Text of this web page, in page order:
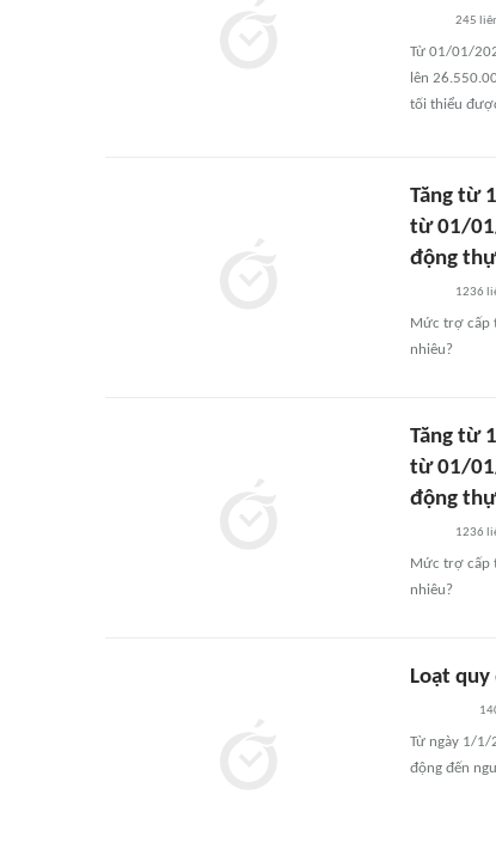
245
Từ 01/01/
lên
tối thiểu
Tăng từ
từ 01/
động
1236
Mức trợ cấp
nhiêu?
Tăng từ
từ 01/
động
1236
Mức trợ cấp
nhiêu?
Loạt
Từ ngày 1/1/
động đến